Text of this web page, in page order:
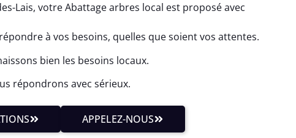
Lais, votre Abattage arbres local est proposé avec
à vos besoins, quelles que soient vos attentes.
bien les besoins locaux.
répondrons avec sérieux.
APPELEZ-NOUS